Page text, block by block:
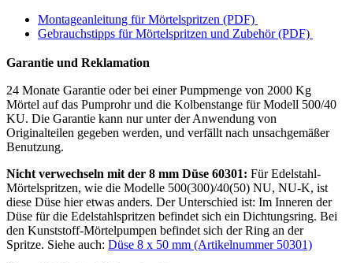
Montageanleitung für Mörtelspritzen (PDF)
Gebrauchstipps für Mörtelspritzen und Zubehör (PDF)
Garantie und Reklamation
24 Monate Garantie oder bei einer Pumpmenge von 2000 Kg
Mörtel auf das Pumprohr und die Kolbenstange für Modell 500/40
KU. Die Garantie kann nur unter der Anwendung von
Originalteilen gegeben werden, und verfällt nach unsachgemäßer
Benutzung.
Nicht verwechseln mit der 8 mm Düse 60301: Für Edelstahl-
Mörtelspritzen, wie die Modelle 500(300)/40(50) NU, NU-K, ist
diese Düse hier etwas anders. Der Unterschied ist: Im Inneren der
Düse für die Edelstahlspritzen befindet sich ein Dichtungsring. Bei
den Kunststoff-Mörtelpumpen befindet sich der Ring an der
Spritze. Siehe auch: Düse 8 x 50 mm (Artikelnummer 50301)